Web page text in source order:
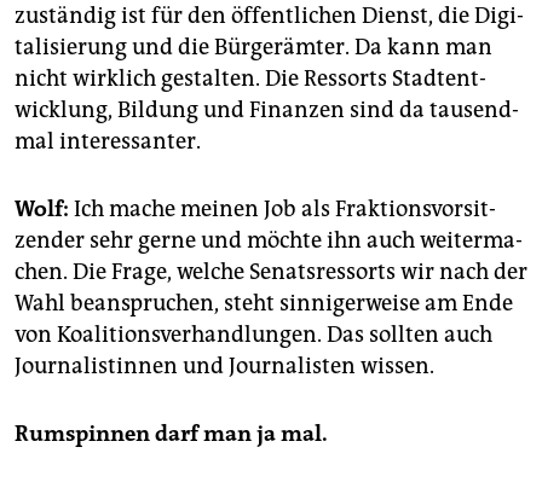
zu­stän­dig ist für den öf­fent­li­chen Dienst, die Di­gi­
ta­li­sie­rung und die Bür­ger­äm­ter. Da kann man
nicht wirk­lich ge­stal­ten. Die Res­sorts Stadt­ent­
wick­lung, Bil­dung und Fi­nan­zen sind da tau­send­
mal in­ter­es­san­ter.
Wolf: Ich mache mei­nen Job als Frak­ti­ons­vor­sit­
zen­der sehr gerne und möch­te ihn auch wei­terma­
chen. Die Frage, wel­che Senatsres­sorts wir nach der
Wahl be­an­spru­chen, ste­ht sin­ni­ger­wei­se am Ende
von Ko­ali­ti­ons­ver­hand­lun­gen. Das soll­ten auch
Jour­na­lis­tin­nen und Jour­na­lis­ten wis­sen.
Rum­spin­nen darf man ja mal.